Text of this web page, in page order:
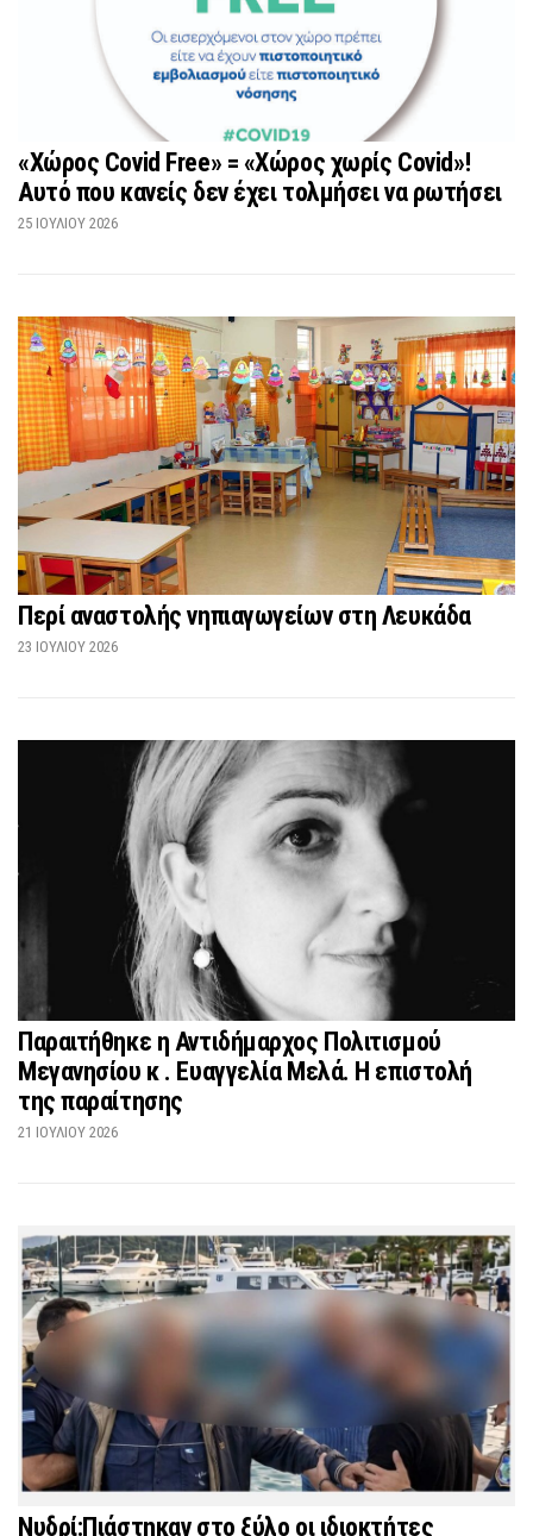
«Χώρος Covid Free» = «Χώρος χωρίς Covid»!
Αυτό που κανείς δεν έχει τολμήσει να ρωτήσει
25 ΙΟΥΛΊΟΥ 2026
Περί αναστολής νηπιαγωγείων στη Λευκάδα
23 ΙΟΥΛΊΟΥ 2026
Παραιτήθηκε η Αντιδήμαρχος Πολιτισμού
Μεγανησίου κ . Ευαγγελία Μελά. Η επιστολή
της παραίτησης
21 ΙΟΥΛΊΟΥ 2026
Νυδρί:Πιάστηκαν στο ξύλο οι ιδιοκτήτες